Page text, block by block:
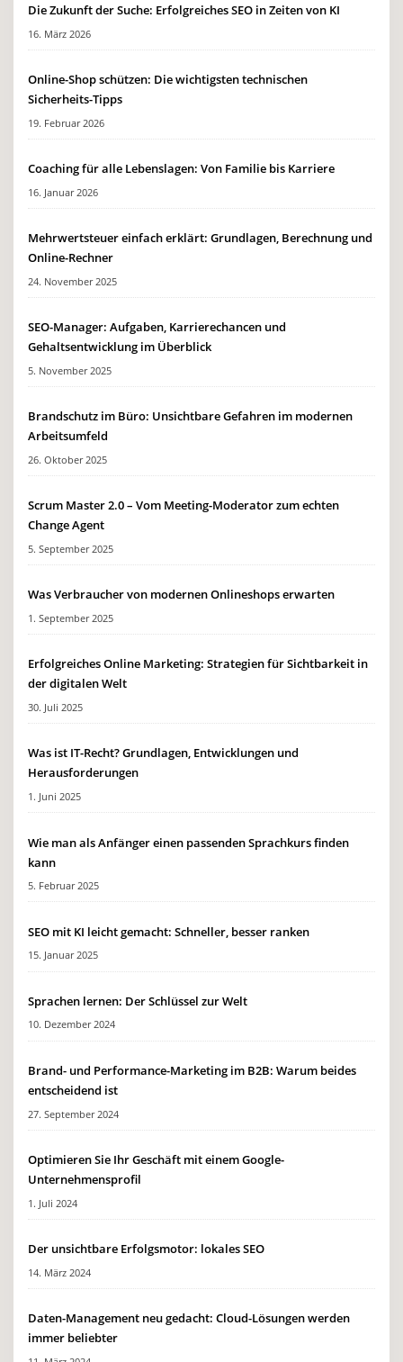
Die Zukunft der Suche: Erfolgreiches SEO in Zeiten von KI
16. März 2026
Online-Shop schützen: Die wichtigsten technischen
Sicherheits-Tipps
19. Februar 2026
Coaching für alle Lebenslagen: Von Familie bis Karriere
16. Januar 2026
Mehrwertsteuer einfach erklärt: Grundlagen, Berechnung und
Online-Rechner
24. November 2025
SEO-Manager: Aufgaben, Karrierechancen und
Gehaltsentwicklung im Überblick
5. November 2025
Brandschutz im Büro: Unsichtbare Gefahren im modernen
Arbeitsumfeld
26. Oktober 2025
Scrum Master 2.0 – Vom Meeting-Moderator zum echten
Change Agent
5. September 2025
Was Verbraucher von modernen Onlineshops erwarten
1. September 2025
Erfolgreiches Online Marketing: Strategien für Sichtbarkeit in
der digitalen Welt
30. Juli 2025
Was ist IT-Recht? Grundlagen, Entwicklungen und
Herausforderungen
1. Juni 2025
Wie man als Anfänger einen passenden Sprachkurs finden
kann
5. Februar 2025
SEO mit KI leicht gemacht: Schneller, besser ranken
15. Januar 2025
Sprachen lernen: Der Schlüssel zur Welt
10. Dezember 2024
Brand- und Performance-Marketing im B2B: Warum beides
entscheidend ist
27. September 2024
Optimieren Sie Ihr Geschäft mit einem Google-
Unternehmensprofil
1. Juli 2024
Der unsichtbare Erfolgsmotor: lokales SEO
14. März 2024
Daten-Management neu gedacht: Cloud-Lösungen werden
immer beliebter